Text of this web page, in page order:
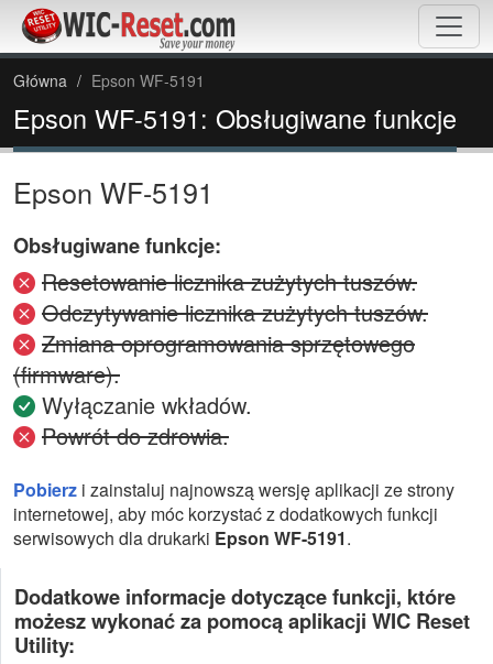
Główna Epson WF-5191
Epson WF-5191: Obsługiwane funkcje
Epson WF-5191
Obsługiwane funkcje:
Resetowanie licznika zużytych tuszów.
Odczytywanie licznika zużytych tuszów.
Zmiana oprogramowania sprzętowego
(firmware).
Wyłączanie wkładów.
Powrót do zdrowia.
Pobierz i zainstaluj najnowszą wersję aplikacji ze strony
internetowej, aby móc korzystać z dodatkowych funkcji
serwisowych dla drukarki Epson WF-5191.
Dodatkowe informacje dotyczące funkcji, które
możesz wykonać za pomocą aplikacji WIC Reset
Utility: